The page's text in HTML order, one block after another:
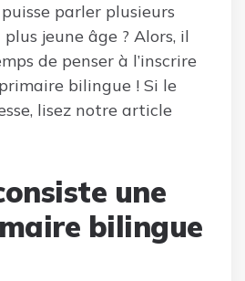
parler plusieurs
jeune âge ? Alors, il
de penser à l’inscrire
bilingue ! Si le
lisez notre article
une
bilingue